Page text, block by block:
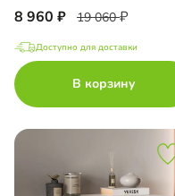
8 960 19 060
Доступно для доставки
В корзину